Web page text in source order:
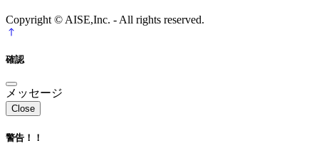
Copyright © AISE,Inc. - All rights reserved.
確認
メッセージ
Close
警告！！